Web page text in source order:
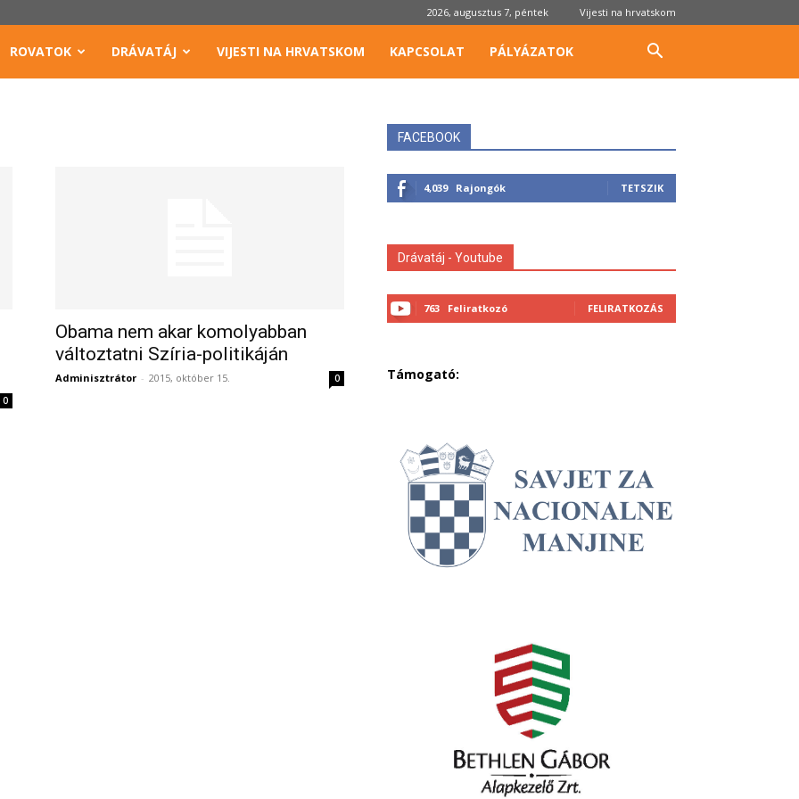
2026, augusztus 7, péntek Vijesti na hrvatskom
ROVATOK DRÁVATÁJ VIJESTI NA HRVATSKOM KAPCSOLAT PÁLYÁZATOK
0
Obama nem akar komolyabban
változtatni Szíria-politikáján
Adminisztrátor - 2015, október 15. 0
FACEBOOK
4,039 Rajongók TETSZIK
Drávatáj - Youtube
763 Feliratkozó FELIRATKOZÁS
Támogató: